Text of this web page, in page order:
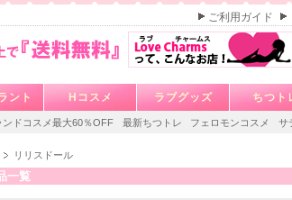
ご利用ガイド
ント Hコスメ ラブグッズ ちつト
ンドコスメ最大60％OFF 最新ちつトレ フェロモンコスメ サ
リリスドール
一覧